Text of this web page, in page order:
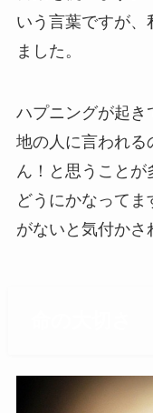
いう言葉ですが
ました。
ハプニングが起き
地の人に言われる
ん！と思うこと
どうにかなってま
がないと気付かさ